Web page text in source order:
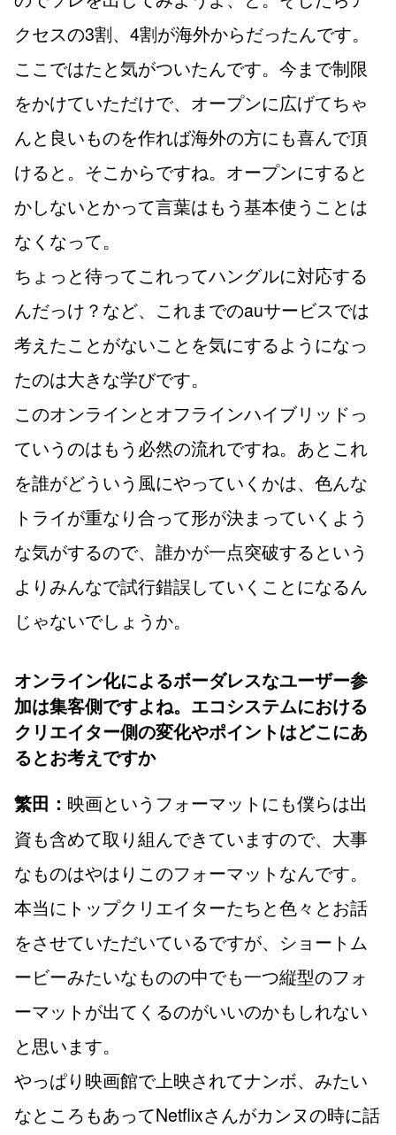
クセスの3割、4割が海外からだったんです。
ここではたと気がついたんです。今まで制限
をかけていただけで、オープンに広げてちゃ
んと良いものを作れば海外の方にも喜んで頂
けると。そこからですね。オープンにすると
かしないとかって言葉はもう基本使うことは
なくなって。
ちょっと待ってこれってハングルに対応する
んだっけ？など、これまでのauサービスでは
考えたことがないことを気にするようになっ
たのは大きな学びです。
このオンラインとオフラインハイブリッドっ
ていうのはもう必然の流れですね。あとこれ
を誰がどういう風にやっていくかは、色んな
トライが重なり合って形が決まっていくよう
な気がするので、誰かが一点突破するという
よりみんなで試行錯誤していくことになるん
じゃないでしょうか。
オンライン化によるボーダレスなユーザー参
加は集客側ですよね。エコシステムにおける
クリエイター側の変化やポイントはどこにあ
るとお考えですか
繁田： 映画というフォーマットにも僕らは出
資も含めて取り組んできていますので、大事
なものはやはりこのフォーマットなんです。
本当にトップクリエイターたちと色々とお話
をさせていただいているですが、ショートム
ービーみたいなものの中でも一つ縦型のフォ
ーマットが出てくるのがいいのかもしれない
と思います。
やっぱり映画館で上映されてナンボ、みたい
なところもあってNetflixさんがカンヌの時に話